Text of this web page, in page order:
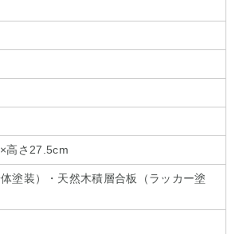
高さ27.5cm
塗装）・天然木積層合板（ラッカー塗